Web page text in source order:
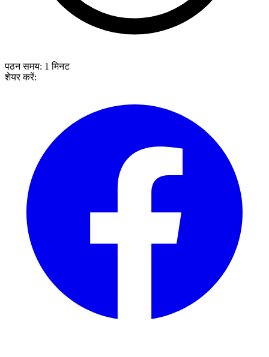
पठन समय: 1 मिनट
शेयर करें: